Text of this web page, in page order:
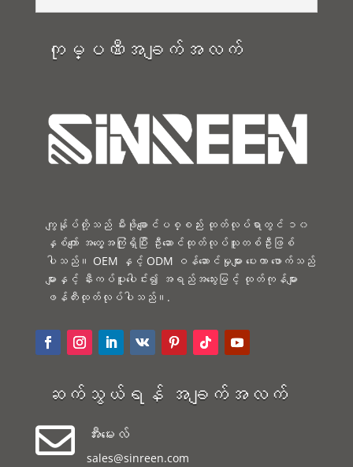
ကုမ္ပဏီအချက်အလက်
ကျွန်ုပ်တို့သည် မီးဖိုချောင်ပစ္စည်း ထုတ်လုပ်ရာတွင် ၁၀
နှစ်ကျော် အတွေ့အကြုံရှိပြီး ဦးဆောင်ထုတ်လုပ်သူတစ်ဦးဖြစ်
ပါသည်။ OEM နှင့် ODM ဝန်ဆောင်မှုများ ပေးကာ ဖောက်သည်
များနှင့် နီးကပ်ပူးပေါင်း၍ အရည်အသွေးမြင့် ထုတ်ကုန်များ
ဖန်တီးထုတ်လုပ်ပါသည်။.
ဆက်သွယ်ရန် အချက်အလက်
 အီးမေးလ်
sales@sinreen.com